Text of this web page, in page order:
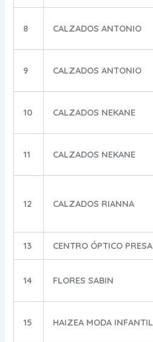
8 CALZADOS ANTONIO
9 CALZADOS ANTONIO
10 CALZADOS NEKANE
11 CALZADOS NEKANE
12 CALZADOS RIANNA
13 CENTRO ÓPTICO PRESA
14 FLORES SABIN
15 HAIZEA MODA INFANTIL